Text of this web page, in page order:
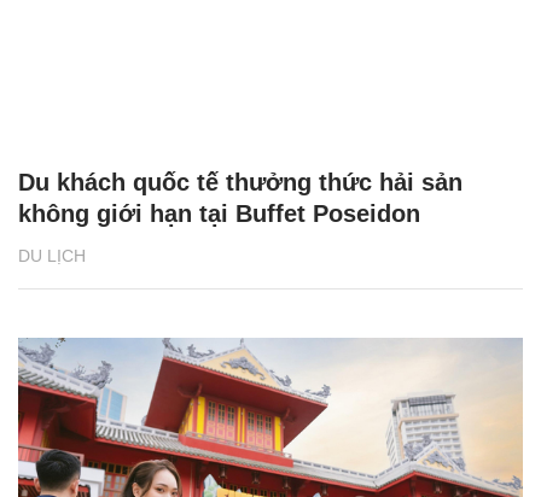
DU LỊCH
Du khách quốc tế thưởng thức hải sản
không giới hạn tại Buffet Poseidon